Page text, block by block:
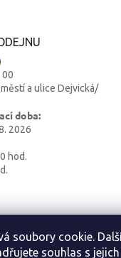
soubory cookie.
souhlas s
00
a ulice Dejvická/
doba:
2026
hod.